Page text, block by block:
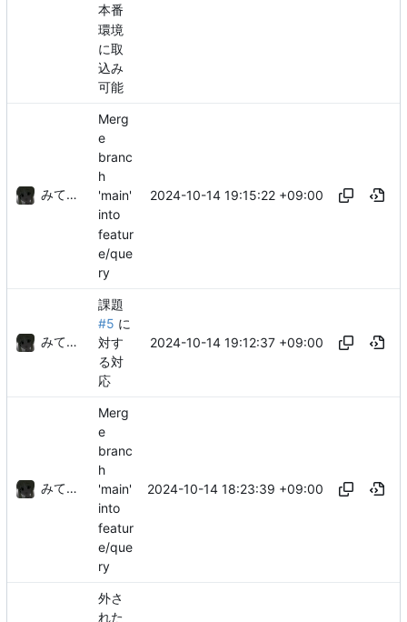
本番
環境
に取
込み
可能
みてるぞ
Merg
e
branc
h
'main'
into
featur
e/que
ry
2024-10-14 19:15:22 +09:00
みてるぞ
課題
#5 に
対す
る対
応
2024-10-14 19:12:37 +09:00
みてるぞ
Merg
e
branc
h
'main'
into
featur
e/que
ry
2024-10-14 18:23:39 +09:00
外さ
れた